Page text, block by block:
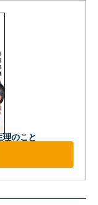
のこと